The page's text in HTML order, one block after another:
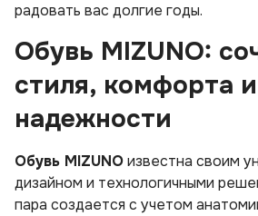
радовать вас долгие годы.
Обувь MIZUNO:
стиля, комфорта и
надежности
Обувь MIZUNOизвестна своим
дизайном и технологичными
пара создается с учетом